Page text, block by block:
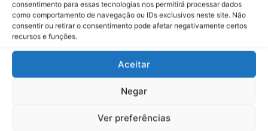
consentimento para essas tecnologias nos permitirá processar dados
como comportamento de navegação ou IDs exclusivos neste site. Não
consentir ou retirar o consentimento pode afetar negativamente certos
recursos e funções.
Aceitar
Negar
Ver preferências
Relacionado
lidera TL2 em Suzuka;
Fernando Alonso confirma
nascimento do primeiro filho
Williams confirma ausência